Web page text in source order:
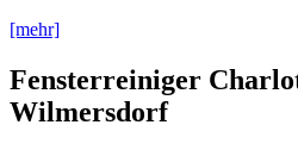
[mehr]
Fensterreiniger
Wilmersdorf